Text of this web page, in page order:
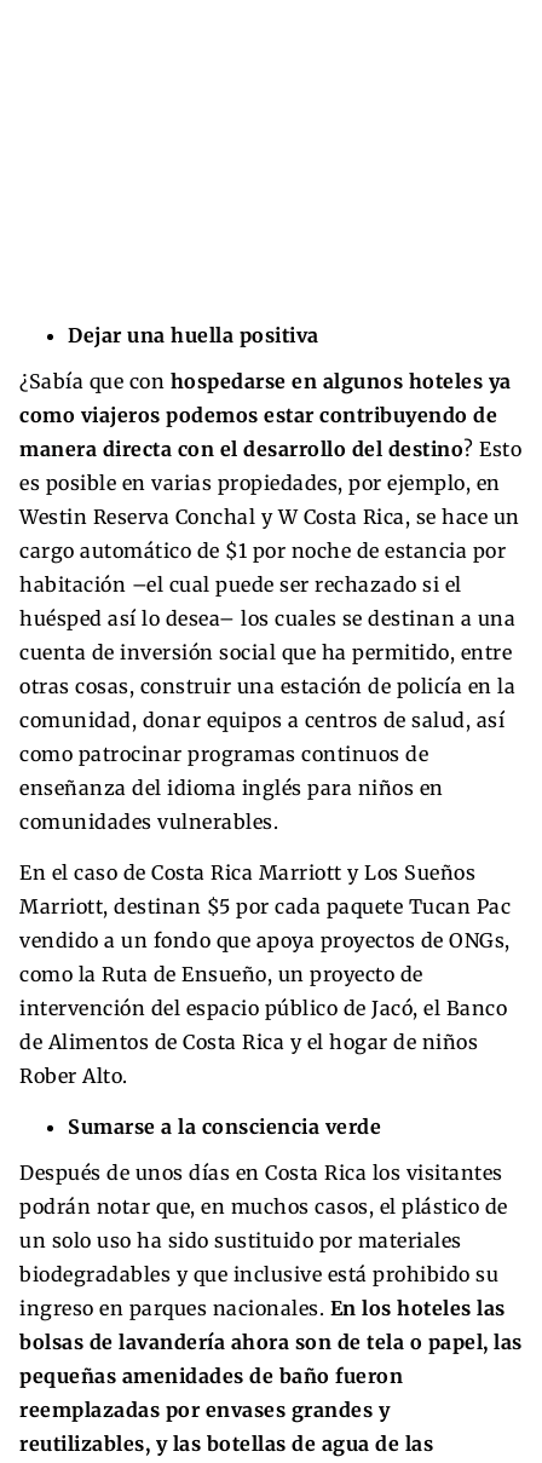
Dejar una huella positiva
¿Sabía que con hospedarse en algunos hoteles ya
como viajeros podemos estar contribuyendo de
manera directa con el desarrollo del destino? Esto
es posible en varias propiedades, por ejemplo, en
Westin Reserva Conchal y W Costa Rica, se hace un
cargo automático de $1 por noche de estancia por
habitación –el cual puede ser rechazado si el
huésped así lo desea– los cuales se destinan a una
cuenta de inversión social que ha permitido, entre
otras cosas, construir una estación de policía en la
comunidad, donar equipos a centros de salud, así
como patrocinar programas continuos de
enseñanza del idioma inglés para niños en
comunidades vulnerables.
En el caso de Costa Rica Marriott y Los Sueños
Marriott, destinan $5 por cada paquete Tucan Pac
vendido a un fondo que apoya proyectos de ONGs,
como la Ruta de Ensueño, un proyecto de
intervención del espacio público de Jacó, el Banco
de Alimentos de Costa Rica y el hogar de niños
Rober Alto.
Sumarse a la consciencia verde
Después de unos días en Costa Rica los visitantes
podrán notar que, en muchos casos, el plástico de
un solo uso ha sido sustituido por materiales
biodegradables y que inclusive está prohibido su
ingreso en parques nacionales. En los hoteles las
bolsas de lavandería ahora son de tela o papel, las
pequeñas amenidades de baño fueron
reemplazadas por envases grandes y
reutilizables, y las botellas de agua de las